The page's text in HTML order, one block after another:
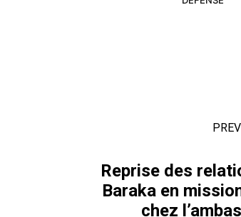
Reprise des
Baraka en
chez